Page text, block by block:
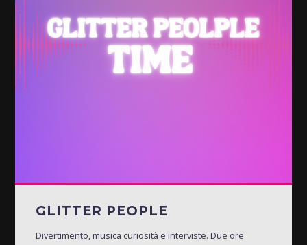
GLITTER PEOPLE
Divertimento, musica curiosità e interviste. Due ore